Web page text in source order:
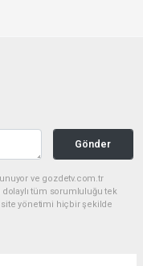
Gönder
ve gozdetv.com.tr
dolaylı tüm sorumluluğu tek
site yönetimi hiçbir şekilde